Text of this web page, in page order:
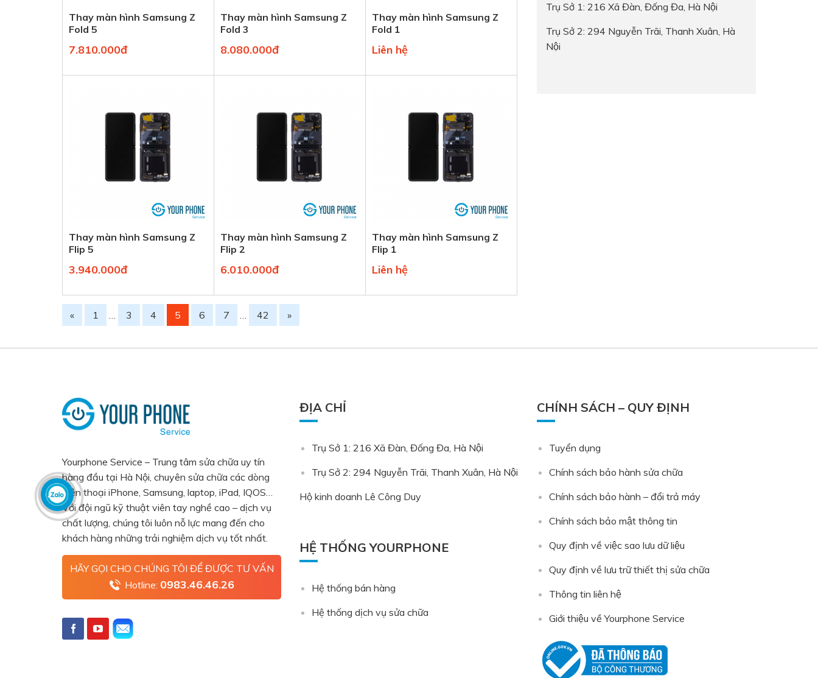
Thay màn hình Samsung Z
Fold 5
7.810.000đ
Thay màn hình Samsung Z
Fold 3
8.080.000đ
Thay màn hình Samsung Z
Fold 1
Liên hệ
Thay màn hình Samsung Z
Flip 5
3.940.000đ
Thay màn hình Samsung Z
Flip 2
6.010.000đ
Thay màn hình Samsung Z
Flip 1
Liên hệ
« 1 … 3 4 5 6 7 … 42 »
Trụ Sở 1: 216 Xã Đàn, Đống Đa, Hà Nội
Trụ Sở 2: 294 Nguyễn Trãi, Thanh Xuân, Hà
Nội
Yourphone Service – Trung tâm sửa chữa uy tín
hàng đầu tại Hà Nội, chuyên sửa chữa các dòng
điện thoại iPhone, Samsung, laptop, iPad, IQOS…
Với đội ngũ kỹ thuật viên tay nghề cao – dịch vụ
chất lượng, chúng tôi luôn nỗ lực mang đến cho
khách hàng những trải nghiệm dịch vụ tốt nhất.
HÃY GỌI CHO CHÚNG TÔI ĐỂ ĐƯỢC TƯ VẤN
Hotline: 0983.46.46.26
ĐỊA CHỈ
Trụ Sở 1: 216 Xã Đàn, Đống Đa, Hà Nội
Trụ Sở 2: 294 Nguyễn Trãi, Thanh Xuân, Hà Nội
Hộ kinh doanh Lê Công Duy
HỆ THỐNG YOURPHONE
Hệ thống bán hàng
Hệ thống dịch vụ sửa chữa
CHÍNH SÁCH – QUY ĐỊNH
Tuyển dụng
Chính sách bảo hành sửa chữa
Chính sách bảo hành – đổi trả máy
Chính sách bảo mật thông tin
Quy định về việc sao lưu dữ liệu
Quy định về lưu trữ thiết thị sửa chữa
Thông tin liên hệ
Giới thiệu về Yourphone Service